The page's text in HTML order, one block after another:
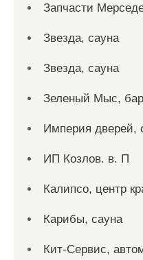
Запчасти
Звезда, сауна
Звезда, сауна
Зеленый Мыс,
Империя дверей,
ИП Козлов. в. П
Калипсо, центр
Карибы, сауна
Кит-Сервис,